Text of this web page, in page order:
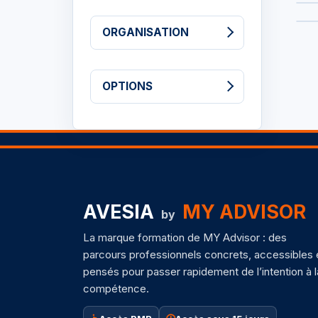
ORGANISATION
OPTIONS
AVESIA by MY ADVISOR
La marque formation de MY Advisor : des
parcours professionnels concrets, accessibles
pensés pour passer rapidement de l’intention à
compétence.